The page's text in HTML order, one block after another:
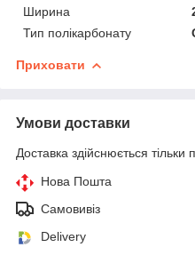
Ширина
Тип полікарбонату
Приховати
Умови доставки
Доставка здійснюється тільки
Нова Пошта
Самовивіз
Delivery